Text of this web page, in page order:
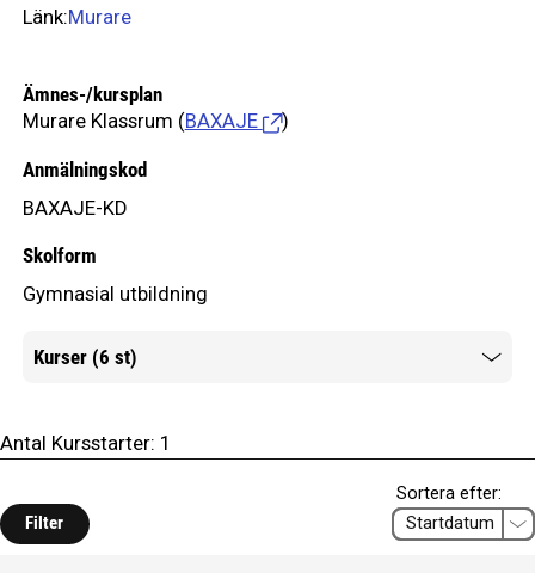
Länk:Murare
Ämnes-/kursplan
Murare Klassrum (BAXAJE )
Anmälningskod
BAXAJE-KD
Skolform
Gymnasial utbildning
Kurser (6 st)
Mer information
Antal Kursstarter: 1
Filter
Sortera efter: